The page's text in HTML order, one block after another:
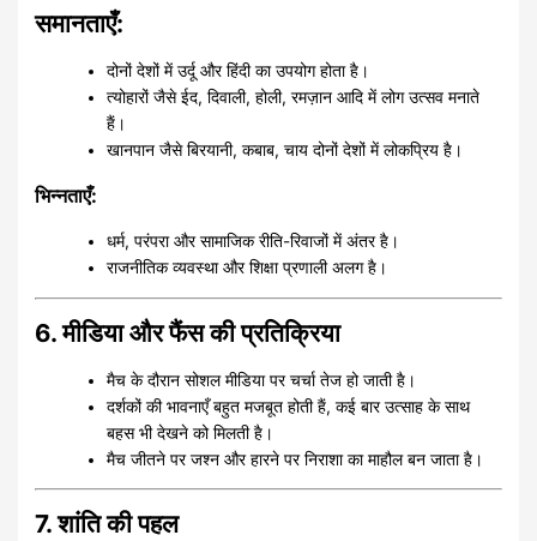
समानताएँ:
दोनों देशों में उर्दू और हिंदी का उपयोग होता है।
त्योहारों जैसे ईद, दिवाली, होली, रमज़ान आदि में लोग उत्सव मनाते
हैं।
खानपान जैसे बिरयानी, कबाब, चाय दोनों देशों में लोकप्रिय है।
भिन्नताएँ:
धर्म, परंपरा और सामाजिक रीति-रिवाजों में अंतर है।
राजनीतिक व्यवस्था और शिक्षा प्रणाली अलग है।
6. मीडिया और फैंस की प्रतिक्रिया
मैच के दौरान सोशल मीडिया पर चर्चा तेज हो जाती है।
दर्शकों की भावनाएँ बहुत मजबूत होती हैं, कई बार उत्साह के साथ
बहस भी देखने को मिलती है।
मैच जीतने पर जश्न और हारने पर निराशा का माहौल बन जाता है।
7. शांति की पहल